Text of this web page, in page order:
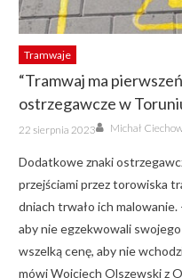
Tramwaje
“Tramwaj ma
ostrzegawcze w
Posted
on
22 sierpnia 2023 Author
Michał
Dodatkowe znaki
przejściami przez torowiska
dniach trwało ich
aby nie egzekwowali
wszelką cenę, aby nie
mówi Wojciech Olszewski z